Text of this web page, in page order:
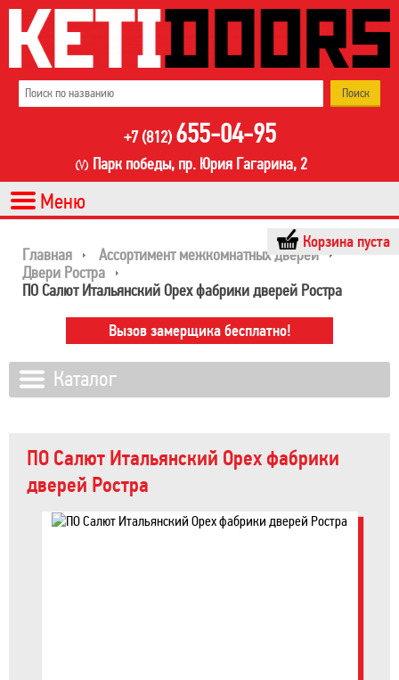
+7 (812) 655-04-95
Парк победы, пр. Юрия Гагарина, 2
Корзина пуста
Главная
Ассортимент межкомнатных дверей
Двери Ростра
ПО Салют Итальянский Орех фабрики дверей Ростра
ПО Салют Итальянский Орех фабрики
дверей Ростра